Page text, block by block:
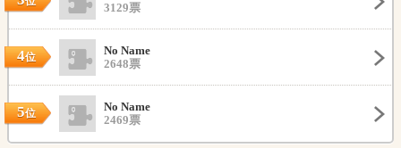
3129票
4位
No Name
2648票
5位
No Name
2469票